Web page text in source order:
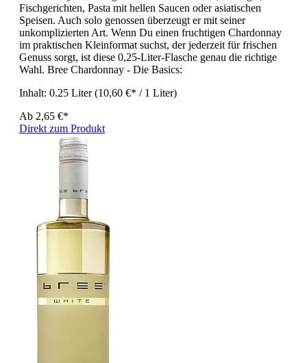
Fischgerichten, Pasta mit hellen Saucen oder asiatischen
Speisen. Auch solo genossen überzeugt er mit seiner
unkomplizierten Art. Wenn Du einen fruchtigen Chardonnay
im praktischen Kleinformat suchst, der jederzeit für frischen
Genuss sorgt, ist diese 0,25-Liter-Flasche genau die richtige
Wahl. Bree Chardonnay - Die Basics:
Inhalt: 0.25 Liter(10,60 €* / 1 Liter)
Ab 2,65 €*
Direkt zum Produkt